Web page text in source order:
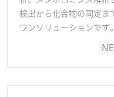
検出から化合物の同定ま
ワンソリューションです。